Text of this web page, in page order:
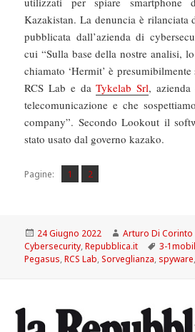
Kazakistan. La denuncia è rilanciata
pubblicata dall’azienda di
cui “Sulla base della nostre analisi,
chiamato ‘Hermit’ è
RCS Lab e daTykelab Srl,
telecomunicazione e che
company”. Secondo Lookout il
stato usato dal governo kazako.
Pagine: Pagina
1 ,
Pagina
2
Scritto
il
24 Giugno 2022 Autore
Arturo Di Corinto
Cybersecurity,Repubblica.it Tag
3-
Pegasus,RCS Lab,Sorveglianza, spyware,